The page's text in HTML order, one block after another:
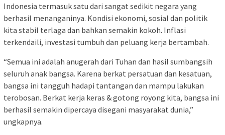
Indonesia termasuk satu dari sangat sedikit negara yang
berhasil menanganinya. Kondisi ekonomi, sosial dan politik
kita stabil terlaga dan bahkan semakin kokoh. Inflasi
terkendaili, investasi tumbuh dan peluang kerja bertambah.
“Semua ini adalah anugerah dari Tuhan dan hasil sumbangsih
seluruh anak bangsa. Karena berkat persatuan dan kesatuan,
bangsa ini tangguh hadapi tantangan dan mampu lakukan
terobosan. Berkat kerja keras & gotong royong kita, bangsa ini
berhasil semakin dipercaya disegani masyarakat dunia,”
ungkapnya.